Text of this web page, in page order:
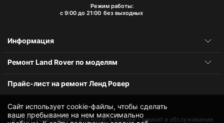
Сайт использует cookie-файлы, чтобы сделать
ваше пребывание на нем максимально
Режим работы:
с 9:00 до 21:00 без выходных
Информация
Ремонт Land Rover по моделям
Прайс-лист на ремонт Ленд Ровер
© 2010-2026Сервис Land Rover в Москве – ремонт и обслуживание